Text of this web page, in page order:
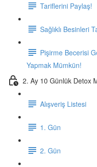
Tariflerini Paylaş!
Sağlıklı Besinleri
Pişirme Becerisi
Yapmak Mümkün!
2. Ay 10 Günlük Detox
Alışveriş Listesi
1. Gün
2. Gün